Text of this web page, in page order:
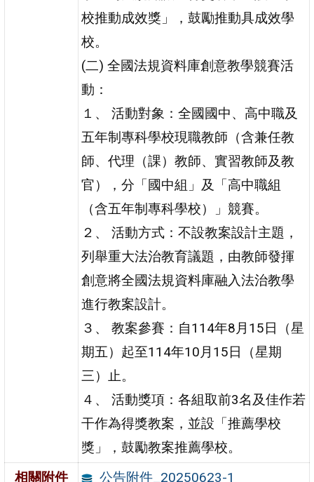
校推動成效獎」，鼓勵推動具成效學
校。
(二) 全國法規資料庫創意教學競賽活
動：
１、 活動對象：全國國中、高中職及
五年制專科學校現職教師（含兼任教
師、代理（課）教師、實習教師及教
官），分「國中組」及「高中職組
（含五年制專科學校）」競賽。
２、 活動方式：不設教案設計主題，
列舉重大法治教育議題，由教師發揮
創意將全國法規資料庫融入法治教學
進行教案設計。
３、 教案參賽：自114年8月15日（星
期五）起至114年10月15日（星期
三）止。
４、 活動獎項：各組取前3名及佳作若
干作為得獎教案，並設「推薦學校
獎」，鼓勵教案推薦學校。
相關附件
公告附件_20250623-1